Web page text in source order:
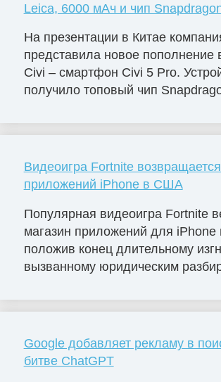
Leica, 6000 мАч и чип
На презентации в Китае
представила новое пополнение
Civi – смартфон Civi 5 Pro.
получило топовый чип
Видеоигра Fortnite
приложений iPhone в США
Популярная видеоигра Fortnite
магазин приложений для
положив конец длительному
вызванному юридическим
Google добавляет рекламу в
битве ChatGPT